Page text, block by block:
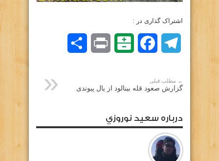
اشتراک گذاری در :
Telegram
Facebook
Balatarin
Print
← مطلب قبلی
گزارش صعود قله بینالود از یال پیوندی
درباره سعيد نوروزي